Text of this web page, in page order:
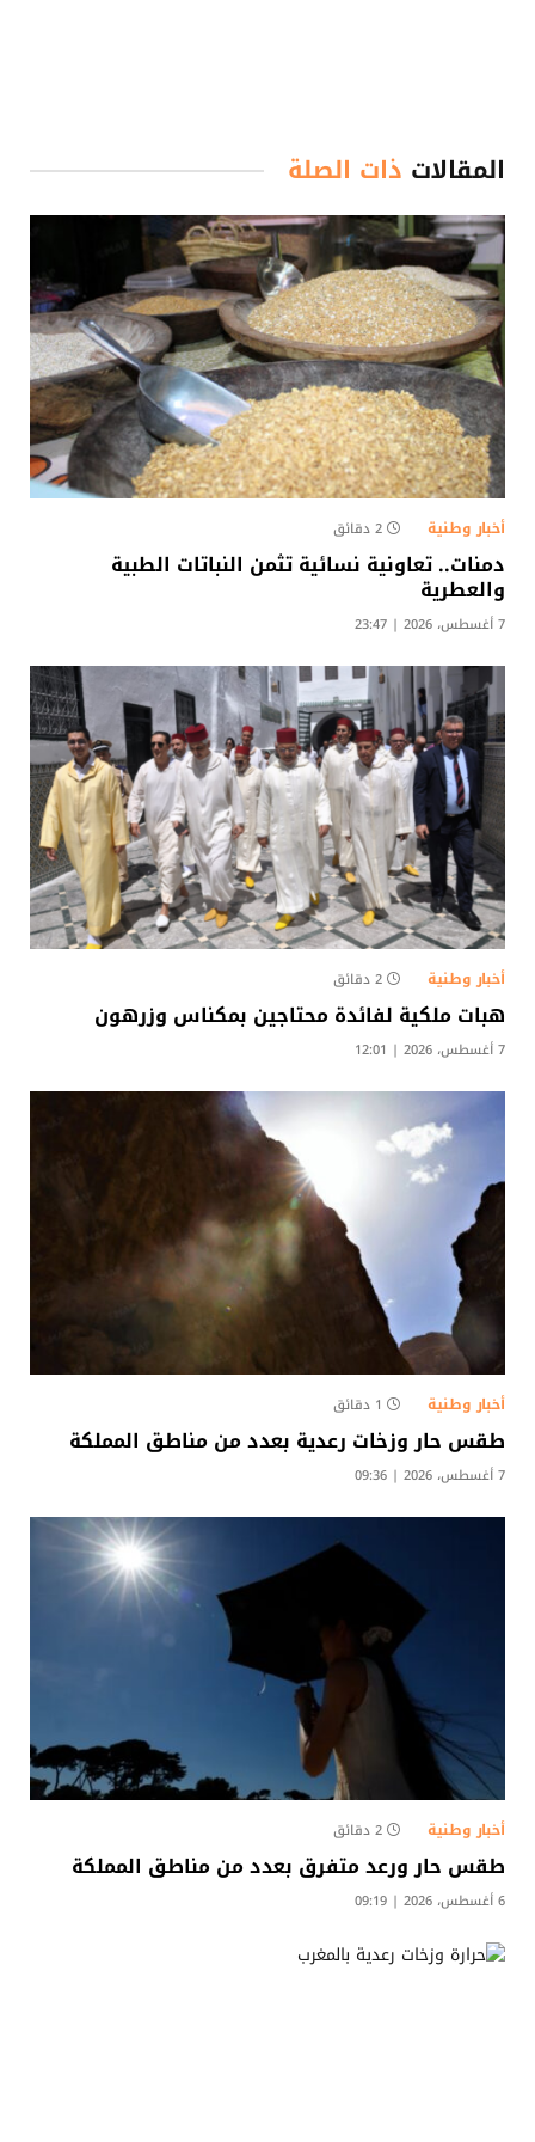
المقالات ذات الصلة
أخبار وطنية 2 دقائق
دمنات.. تعاونية نسائية تثمن النباتات الطبية
والعطرية
7 أغسطس، 2026 | 23:47
أخبار وطنية 2 دقائق
هبات ملكية لفائدة محتاجين بمكناس وزرهون
7 أغسطس، 2026 | 12:01
أخبار وطنية 1 دقائق
طقس حار وزخات رعدية بعدد من مناطق المملكة
7 أغسطس، 2026 | 09:36
أخبار وطنية 2 دقائق
طقس حار ورعد متفرق بعدد من مناطق المملكة
6 أغسطس، 2026 | 09:19